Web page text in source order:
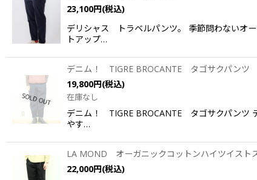
23,100円(税込)
デリシャス トラベルパンツ。 季節問わないオ
トアップ…
デニム！ TIGRE BROCANTE タゴサクパンツ
19,800円(税込)
在庫なし
デニム！ TIGRE BROCANTE タゴサクパンツ
やす…
LA MOND オーガニックコットンハイツイスト
22,000円(税込)